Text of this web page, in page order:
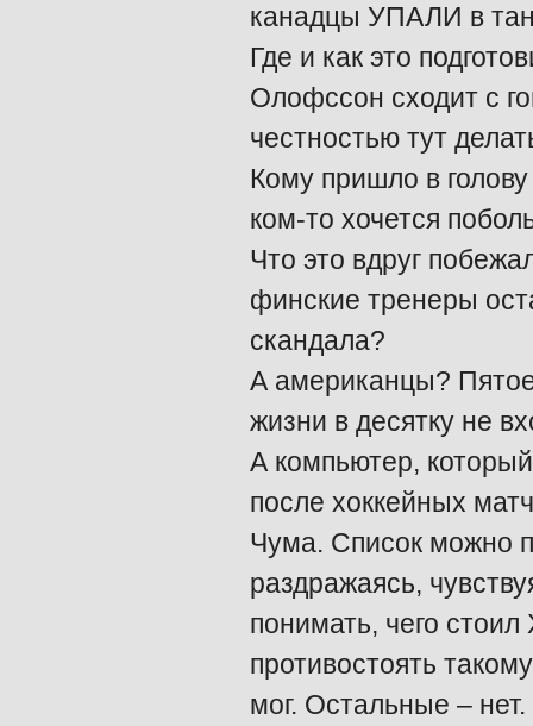
канадцы УПАЛИ в
Где и как это
Олофссон сходит с
честностью тут
Кому пришло в
ком-то хочется
Что это вдруг
финские тренеры
скандала?
А американцы?
жизни в десятку не
А компьютер,
после хоккейных
Чума. Список можно
раздражаясь,
понимать, чего
противостоять
мог. Остальные –